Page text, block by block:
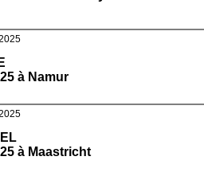
à Namur
à Maastricht